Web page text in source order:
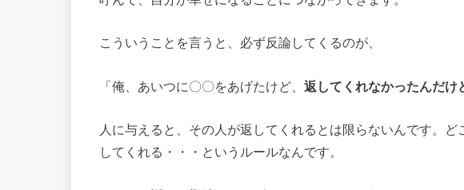
こういうことを言うと、必ず反論してくるのが、
「俺、あいつに〇〇をあげたけど、 返してくれなかったんだけ
人に与えると、その人が返してくれるとは限らないんです。
してくれる・・・というルールなんです。